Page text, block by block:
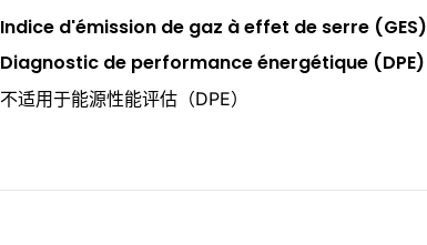
Indice d'émission de gaz à effet de serre (GES)
Diagnostic de performance énergétique (DPE)
不适用于能源性能评估（DPE）